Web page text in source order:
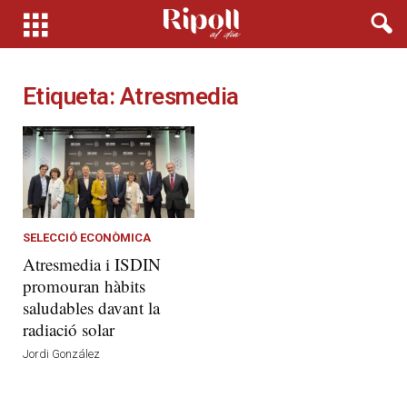
Etiqueta: Atresmedia
SELECCIÓ ECONÒMICA
Atresmedia i ISDIN
promouran hàbits
saludables davant la
radiació solar
Jordi González